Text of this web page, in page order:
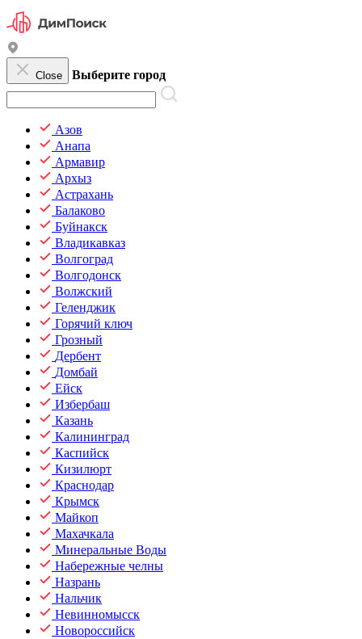
Close Выберите город
Азов
Анапа
Армавир
Архыз
Астрахань
Балаково
Буйнакск
Владикавказ
Волгоград
Волгодонск
Волжский
Геленджик
Горячий ключ
Грозный
Дербент
Домбай
Ейск
Избербаш
Казань
Калининград
Каспийск
Кизилюрт
Краснодар
Крымск
Майкоп
Махачкала
Минеральные Воды
Набережные челны
Назрань
Нальчик
Невинномысск
Новороссийск